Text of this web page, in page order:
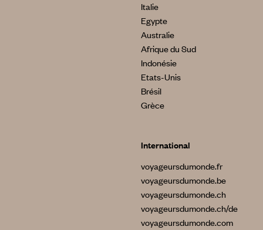
Italie
Egypte
Australie
Afrique du Sud
Indonésie
Etats-Unis
Brésil
Grèce
International
voyageursdumonde.fr
voyageursdumonde.be
voyageursdumonde.ch
voyageursdumonde.ch/de
voyageursdumonde.com